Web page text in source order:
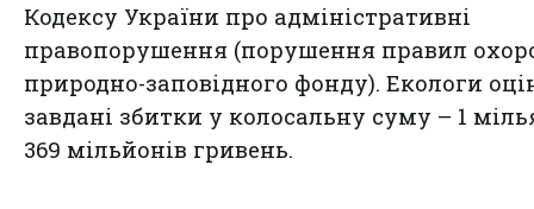
Кодексу України про адміністративні
правопорушення (порушення правил
природно-заповідного фонду). Екологи
завдані збитки у колосальну суму – 1
369 мільйонів гривень.